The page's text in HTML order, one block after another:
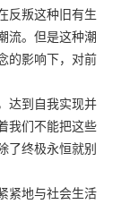
反叛这种旧有生
流。但是这种潮
的影响下，对前
达到自我实现并
我们不能把这些
了终极永恒就别
紧地与社会生活